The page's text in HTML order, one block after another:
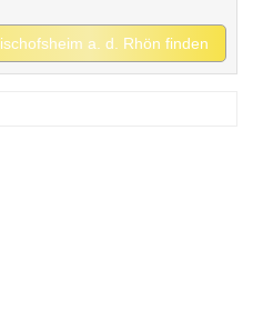
a. d. Rhön finden